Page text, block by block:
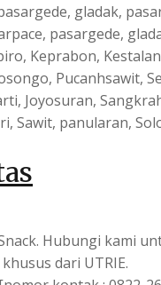
gladak,
pasargede,
Keprabon,
Pucanhsawit,
Joyosuran,
Sawit, panularan,
Hubungi kami
dari UTRIE.